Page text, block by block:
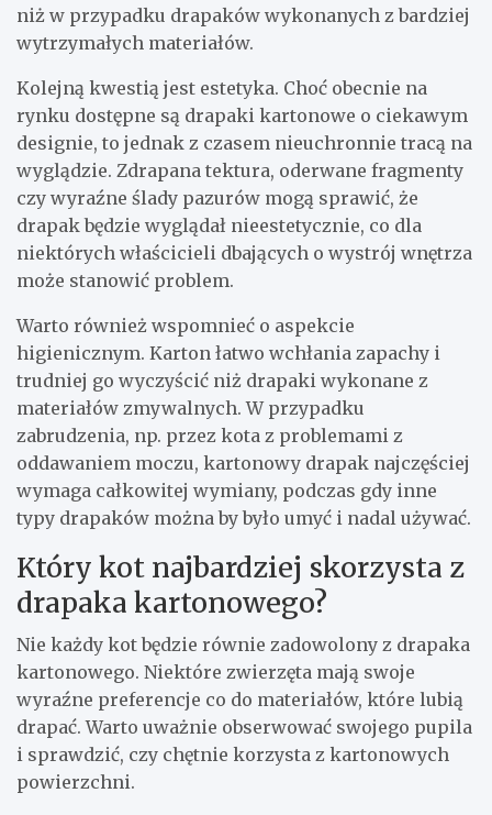
niż w przypadku drapaków wykonanych z bardziej
wytrzymałych materiałów.
Kolejną kwestią jest estetyka. Choć obecnie na
rynku dostępne są drapaki kartonowe o ciekawym
designie, to jednak z czasem nieuchronnie tracą na
wyglądzie. Zdrapana tektura, oderwane fragmenty
czy wyraźne ślady pazurów mogą sprawić, że
drapak będzie wyglądał nieestetycznie, co dla
niektórych właścicieli dbających o wystrój wnętrza
może stanowić problem.
Warto również wspomnieć o aspekcie
higienicznym. Karton łatwo wchłania zapachy i
trudniej go wyczyścić niż drapaki wykonane z
materiałów zmywalnych. W przypadku
zabrudzenia, np. przez kota z problemami z
oddawaniem moczu, kartonowy drapak najczęściej
wymaga całkowitej wymiany, podczas gdy inne
typy drapaków można by było umyć i nadal używać.
Który kot najbardziej skorzysta z
drapaka kartonowego?
Nie każdy kot będzie równie zadowolony z drapaka
kartonowego. Niektóre zwierzęta mają swoje
wyraźne preferencje co do materiałów, które lubią
drapać. Warto uważnie obserwować swojego pupila
i sprawdzić, czy chętnie korzysta z kartonowych
powierzchni.